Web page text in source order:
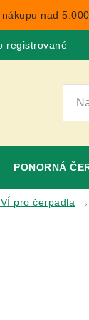
nákupu nad
registrované
PONORNÁ
pro čerpadla